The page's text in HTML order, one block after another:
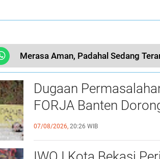
SISTEM
Merasa Aman, Padahal Sedang
Dugaan
FORJA Banten
Evaluasi Korcam
07/08/2026, 20:26 WIB